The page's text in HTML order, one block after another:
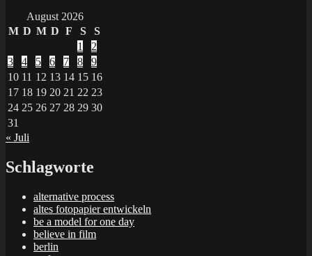
August 2026
M D M D F S
S
1
2
3
4 5 6 7 8
9
10 11 12 13 14 15 16
17 18 19 20 21 22 23
24 25 26 27 28 29 30
31
« Juli
Schlagworte
alternative process
altes fotopapier entwickeln
be a model for one day
believe in film
berlin